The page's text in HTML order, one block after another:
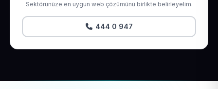
Sektörünüze en uygun web çözümünü birlikte belirleyelim.
444 0 947